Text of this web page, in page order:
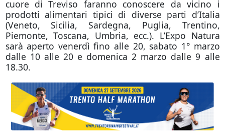
cuore di Treviso faranno conoscere da vicino i
prodotti alimentari tipici di diverse parti d’Italia
(Veneto, Sicilia, Sardegna, Puglia, Trentino,
Piemonte, Toscana, Umbria, ecc.). L’Expo Natura
sarà aperto venerdì fino alle 20, sabato 1° marzo
dalle 10 alle 20 e domenica 2 marzo dalle 9 alle
18.30.